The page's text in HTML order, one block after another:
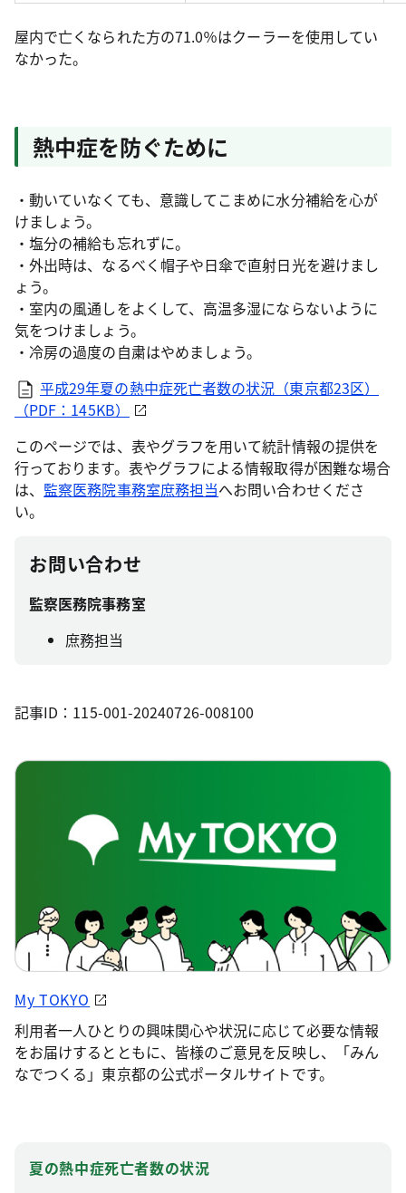
屋内で亡くなられた方の71.0％はクーラーを使用してい
なかった。
熱中症を防ぐために
・動いていなくても、意識してこまめに水分補給を心が
けましょう。
・塩分の補給も忘れずに。
・外出時は、なるべく帽子や日傘で直射日光を避けまし
ょう。
・室内の風通しをよくして、高温多湿にならないように
気をつけましょう。
・冷房の過度の自粛はやめましょう。
平成29年夏の熱中症死亡者数の状況（東京都23区）
（PDF：145KB）
このページでは、表やグラフを用いて統計情報の提供を
行っております。表やグラフによる情報取得が困難な場合
は、 監察医務院事務室庶務担当へお問い合わせくださ
い。
お問い合わせ
監察医務院事務室
庶務担当
記事ID：115-001-20240726-008100
My TOKYO
利用者一人ひとりの興味関心や状況に応じて必要な情報
をお届けするとともに、皆様のご意見を反映し、「みん
なでつくる」東京都の公式ポータルサイトです。
夏の熱中症死亡者数の状況